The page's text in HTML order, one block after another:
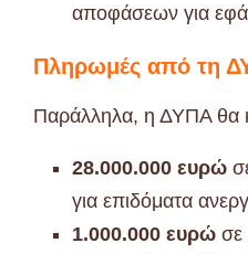
αποφάσεων για
Πληρωμές από τη
Παράλληλα, η ΔΥΠΑ θα
28.000.000 ευρώ
για επιδόματα
1.000.000 ευρώ σε